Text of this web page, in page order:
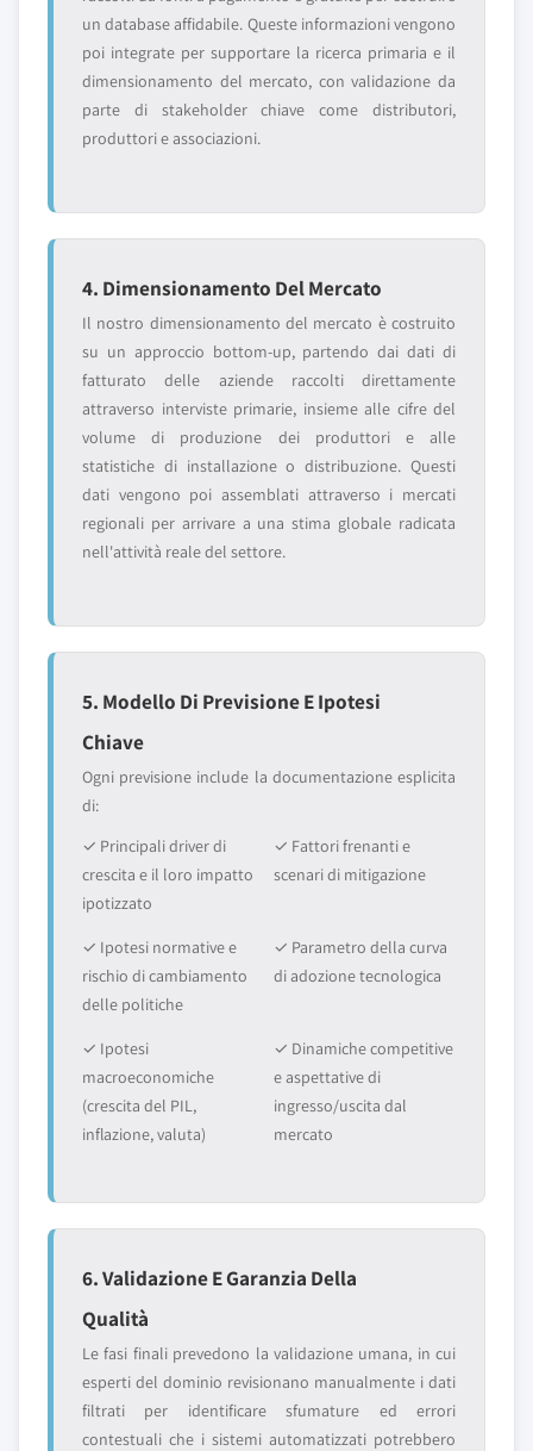
un database affidabile. Queste informazioni vengono
poi integrate per supportare la ricerca primaria e il
dimensionamento del mercato, con validazione da
parte di stakeholder chiave come distributori,
produttori e associazioni.
4. Dimensionamento Del Mercato
Il nostro dimensionamento del mercato è costruito
su un approccio bottom-up, partendo dai dati di
fatturato delle aziende raccolti direttamente
attraverso interviste primarie, insieme alle cifre del
volume di produzione dei produttori e alle
statistiche di installazione o distribuzione. Questi
dati vengono poi assemblati attraverso i mercati
regionali per arrivare a una stima globale radicata
nell'attività reale del settore.
5. Modello Di Previsione E Ipotesi
Chiave
Ogni previsione include la documentazione esplicita
di:
✓ Principali driver di
crescita e il loro impatto
ipotizzato
✓ Fattori frenanti e
scenari di mitigazione
✓ Ipotesi normative e
rischio di cambiamento
delle politiche
✓ Parametro della curva
di adozione tecnologica
✓ Ipotesi
macroeconomiche
(crescita del PIL,
inflazione, valuta)
✓ Dinamiche competitive
e aspettative di
ingresso/uscita dal
mercato
6. Validazione E Garanzia Della
Qualità
Le fasi finali prevedono la validazione umana, in cui
esperti del dominio revisionano manualmente i dati
filtrati per identificare sfumature ed errori
contestuali che i sistemi automatizzati potrebbero